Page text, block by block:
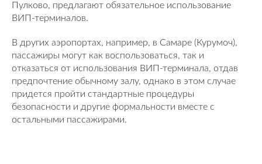
Пулково, предлагают обязательное использование
ВИП-терминалов.
В других аэропортах, например, в Самаре (Курумоч),
пассажиры могут как воспользоваться, так и
отказаться от использования ВИП-терминала, отдав
предпочтение обычному залу, однако в этом случае
придется пройти стандартные процедуры
безопасности и другие формальности вместе с
остальными пассажирами.